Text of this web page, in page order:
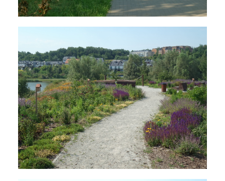
Ujeścisko i Zakoniczyn,
czyli zbiorniki retencyjne,
nowe osiedla i ślady historii
6 listopada 2025
3 min czytania